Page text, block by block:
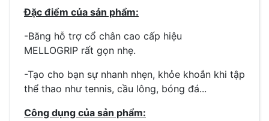
Đặc điểm của sản phẩm:
-Băng hỗ trợ cổ chân cao cấp hiệu
MELLOGRIP rất gọn nhẹ.
-Tạo cho bạn sự nhanh nhẹn, khỏe khoắn khi tập
thể thao như tennis, cầu lông, bóng đá...
Công dụng của sản phẩm: